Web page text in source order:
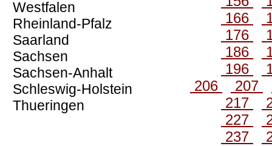
Westfalen
Rheinland-Pfalz
Saarland
Sachsen
Sachsen-Anhalt
Schleswig-Holstein
Thueringen
166
176
186
196
206
207
217
227
237